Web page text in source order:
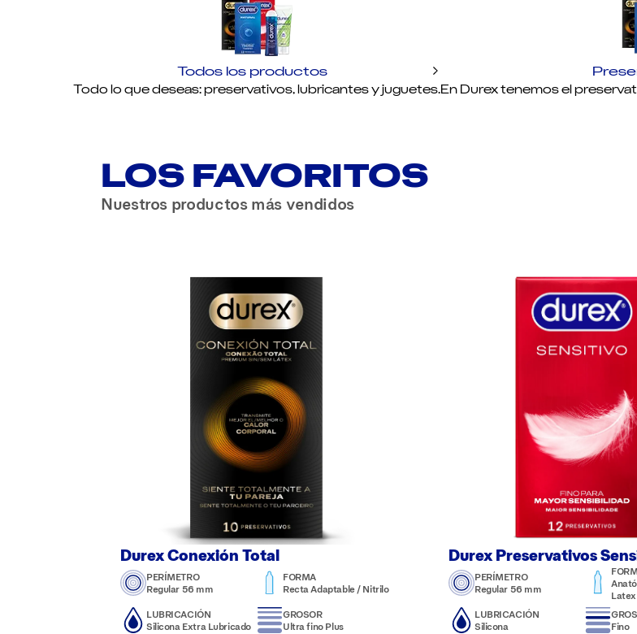
Todos los productos
Todo lo que deseas: preservativos, lubricantes y juguetes.En Durex tenemos el
LOS FAVORITOS
Nuestros productos más vendidos
Durex Conexión Total
PERÍMETRO
Regular 56 mm
FORMA
Recta Adaptable / Nitrilo
LUBRICACIÓN
Silicona Extra Lubricado
GROSOR
Ultra fino Plus
Durex Preservativos
PERÍMETRO
Regular 56 mm
Latex
LUBRICACIÓN
Silicona
Fino